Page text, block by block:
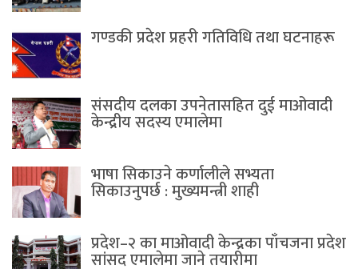
गण्डकी प्रदेश प्रहरी गतिविधि तथा घटनाहरू
संसदीय दलका उपनेतासहित दुई माओवादी
केन्द्रीय सदस्य एमालेमा
भाषा सिकाउने कर्णालीले सभ्यता
सिकाउनुपर्छ : मुख्यमन्त्री शाही
प्रदेश–२ का माओवादी केन्द्रका पाँचजना प्रदेश
सांसद एमालेमा जाने तयारीमा